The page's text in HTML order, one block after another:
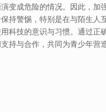
变成危险的情况。因此，
持警惕，特别是在与陌生
科技的意识与习惯。通过
持与合作，共同为青少年营